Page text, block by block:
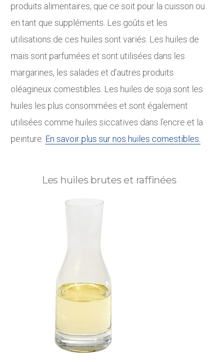
produits alimentaires, que ce soit pour la cuisson ou
en tant que suppléments. Les goûts et les
utilisations de ces huiles sont variés. Les huiles de
maïs sont parfumées et sont utilisées dans les
margarines, les salades et d’autres produits
oléagineux comestibles. Les huiles de soja sont les
huiles les plus consommées et sont également
utilisées comme huiles siccatives dans l’encre et la
peinture. En savoir plus sur nos huiles comestibles.
Les huiles brutes et raffinées